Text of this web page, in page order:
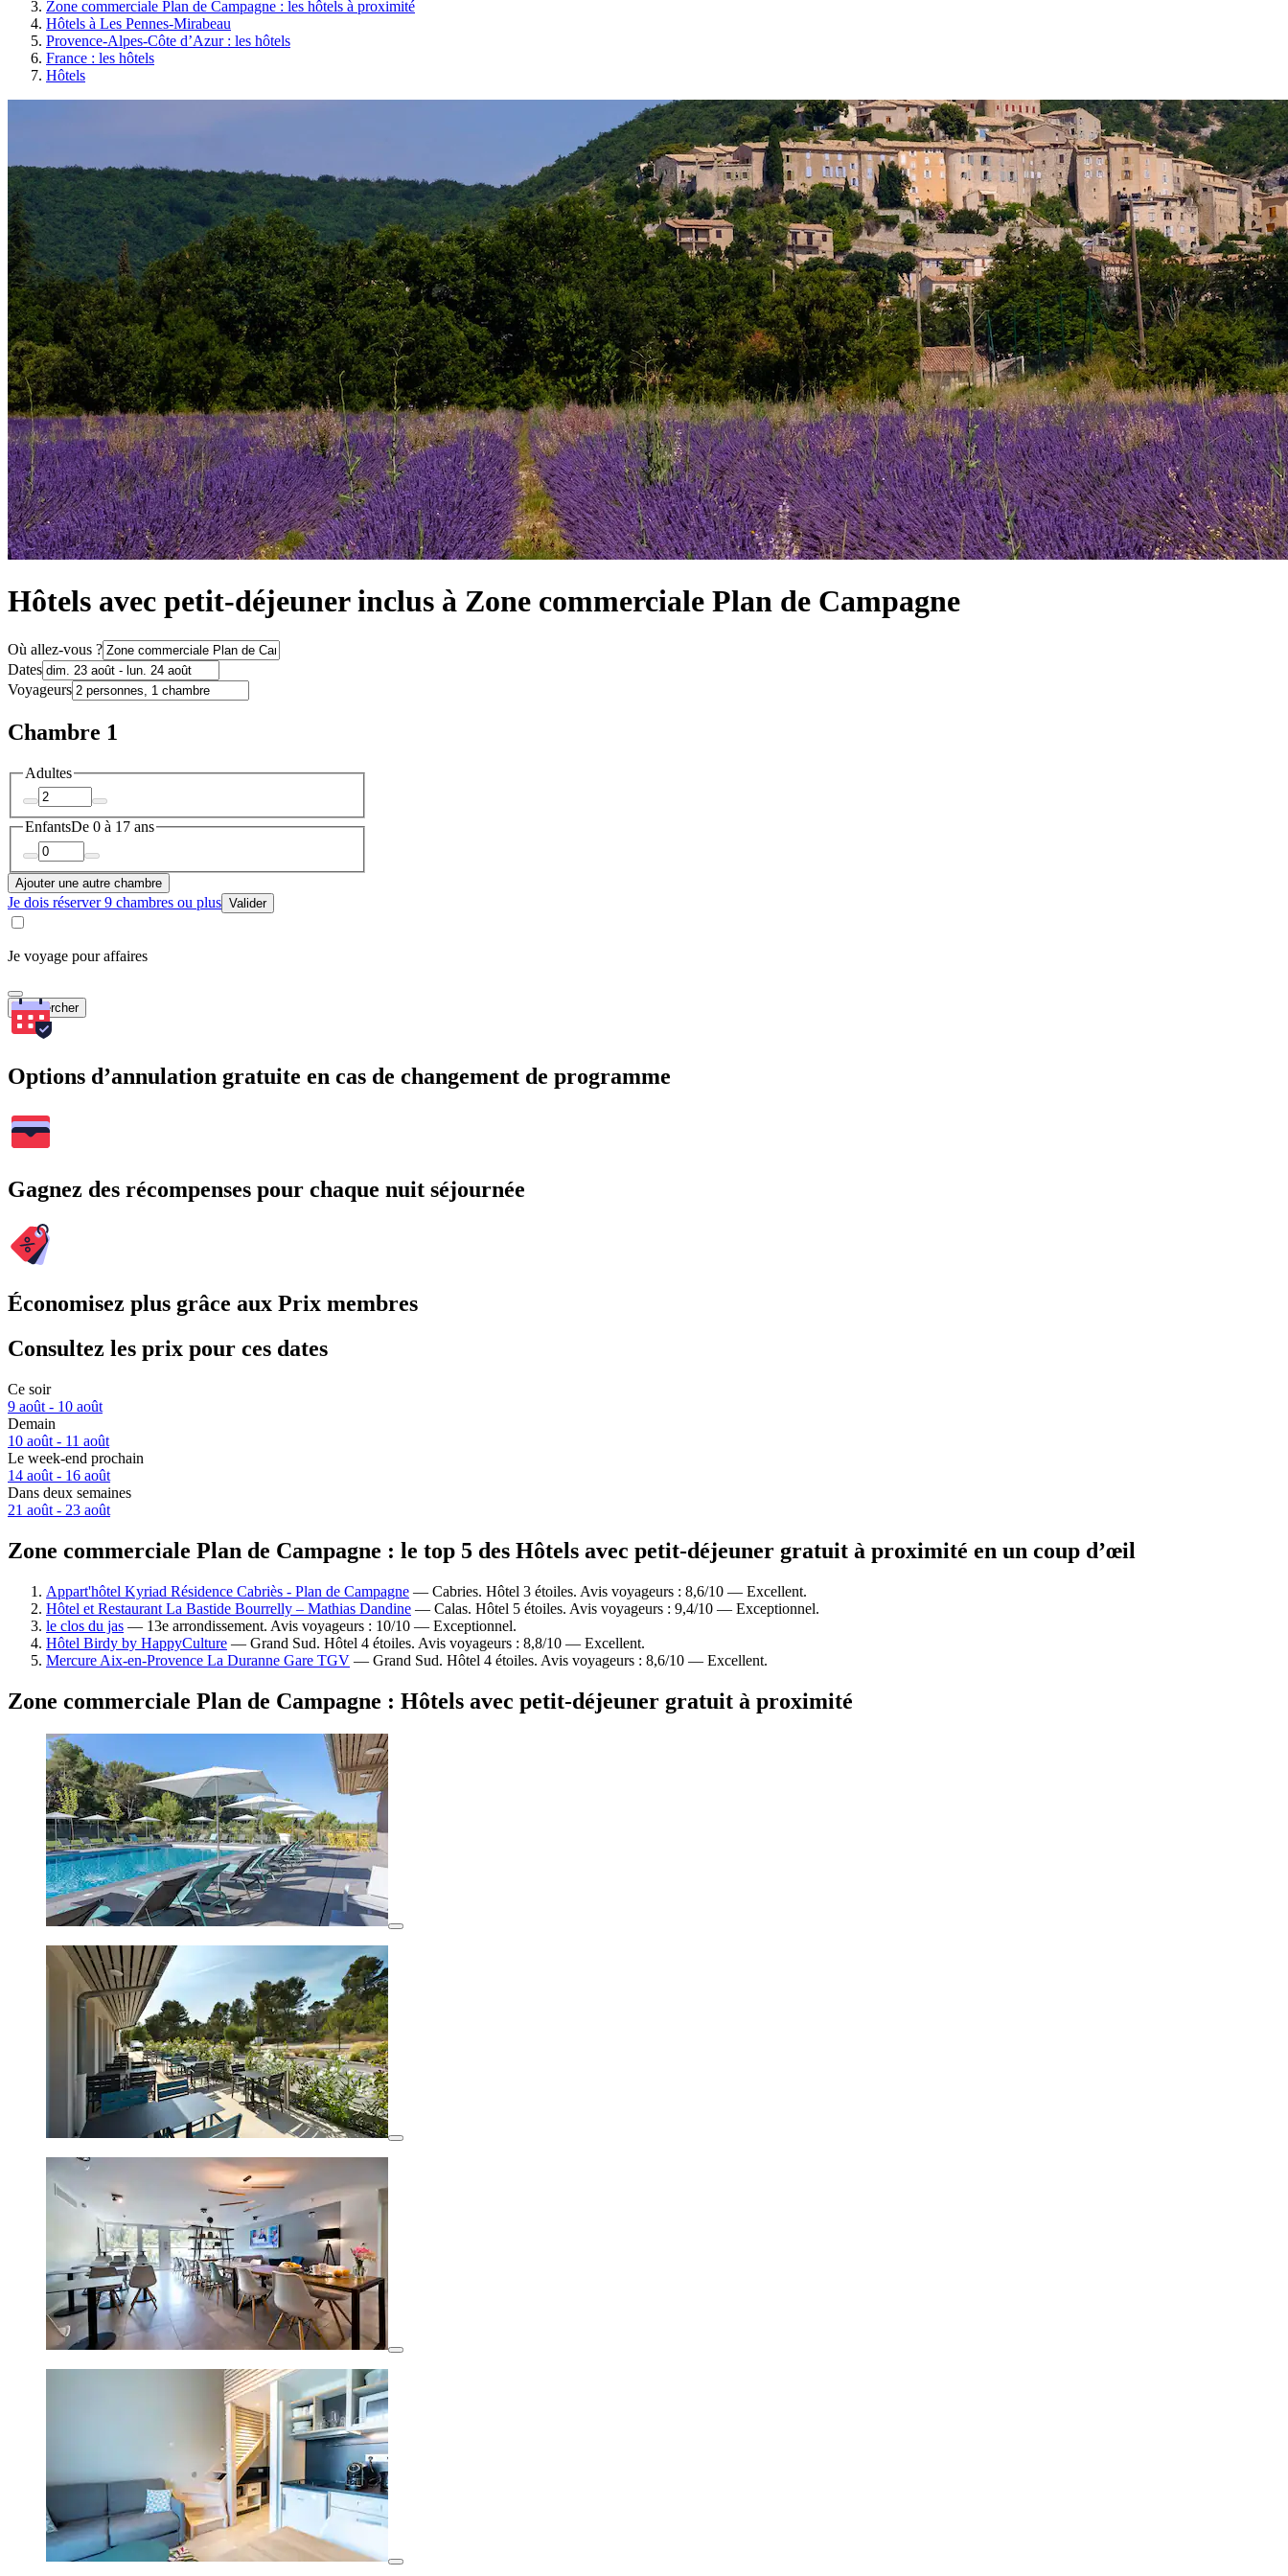
Zone commerciale Plan de Campagne : les hôtels à proximité
Hôtels à Les Pennes-Mirabeau
Provence-Alpes-Côte d’Azur : les hôtels
France : les hôtels
Hôtels
Hôtels avec petit-déjeuner inclus à Zone commerciale Plan de Campagne
Où allez-vous ?
Dates
Voyageurs
Chambre 1
Adultes
EnfantsDe 0 à 17 ans
Ajouter une autre chambre
Je dois réserver 9 chambres ou plus Valider
Je voyage pour affaires
Rechercher
Options d’annulation gratuite en cas de changement de programme
Gagnez des récompenses pour chaque nuit séjournée
Économisez plus grâce aux Prix membres
Consultez les prix pour ces dates
Ce soir
9 août - 10 août
Demain
10 août - 11 août
Le week-end prochain
14 août - 16 août
Dans deux semaines
21 août - 23 août
Zone commerciale Plan de Campagne : le top 5 des Hôtels avec petit-déjeuner gratuit à proximité en un coup d’œil
Appart'hôtel Kyriad Résidence Cabriès - Plan de Campagne — Cabries. Hôtel 3 étoiles. Avis voyageurs : 8,6/10 — Excellent.
Hôtel et Restaurant La Bastide Bourrelly – Mathias Dandine — Calas. Hôtel 5 étoiles. Avis voyageurs : 9,4/10 — Exceptionnel.
le clos du jas — 13e arrondissement. Avis voyageurs : 10/10 — Exceptionnel.
Hôtel Birdy by HappyCulture — Grand Sud. Hôtel 4 étoiles. Avis voyageurs : 8,8/10 — Excellent.
Mercure Aix-en-Provence La Duranne Gare TGV — Grand Sud. Hôtel 4 étoiles. Avis voyageurs : 8,6/10 — Excellent.
Zone commerciale Plan de Campagne : Hôtels avec petit-déjeuner gratuit à proximité